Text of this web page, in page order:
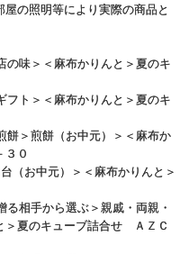
の照明等により実際の商品と
の味 ＞＜麻布かりんと＞夏のキ
フト ＞＜麻布かりんと＞夏のキ
餅 ＞ 煎餅（お中元）
＞＜麻布か
０
（お中元）
＞＜麻布かりんと＞
る相手から選ぶ ＞ 親戚・両親・
＞夏のキューブ詰合せ ＡＺＣ